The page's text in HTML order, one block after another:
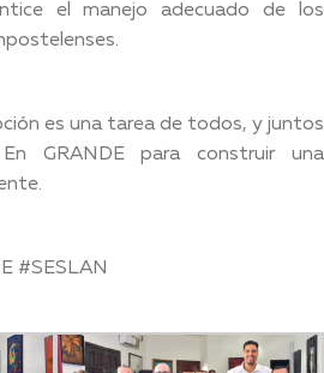
el manejo adecuado de los
es una tarea de todos, y juntos
GRANDE para construir una
#SESLAN